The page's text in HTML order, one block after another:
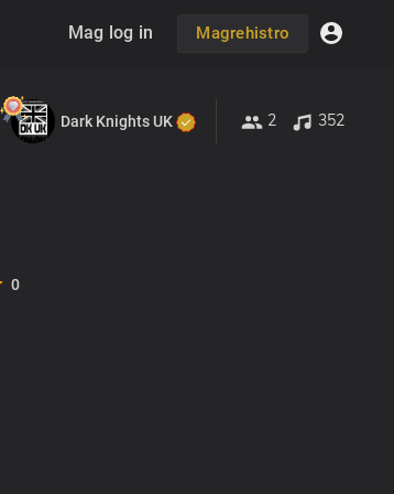
Mag log in Magrehistro
Dark Knights UK 2 352
0